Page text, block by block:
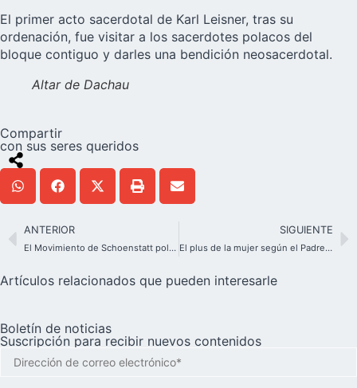
El primer acto sacerdotal de Karl Leisner, tras su
ordenación, fue visitar a los sacerdotes polacos del
bloque contiguo y darles una bendición neosacerdotal.
Altar de Dachau
Compartir
con sus seres queridos
ANTERIOR
El Movimiento de Schoenstatt polaco abre sus casas a los refugiados de guerra
SIGUIENTE
El plus de la mujer según el Padre José Kentenich
Artículos relacionados que pueden interesarle
Boletín de noticias
Suscripción para recibir nuevos contenidos